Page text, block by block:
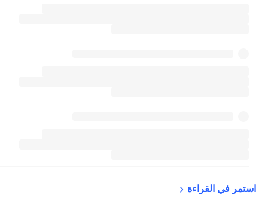
استمر في القراءة